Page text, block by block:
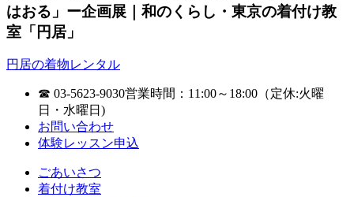
はおる」ー企画展｜和のくらし・東京の着付け教
室「円居」
円居の着物レンタル
☎ 03-5623-9030営業時間：11:00～18:00（定休:火曜
日・水曜日)
お問い合わせ
体験レッスン申込
ごあいさつ
着付け教室